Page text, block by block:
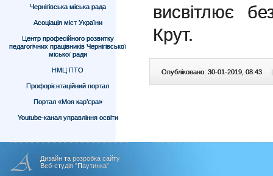
Чернігівська міська рада
Асоціація міст України
Центр професійного розвитку
педагогічних працівників Чернігівської
міської ради
НМЦ ПТО
Профорієнтаційний портал
Портал «Моя кар’єра»
Youtube-канал управління освіти
висвітлює
Крут.
Опубліковано: 30-01-2019, 08:43 |
Дизайн та розробка сайту
Веб-студія "Паутинка"